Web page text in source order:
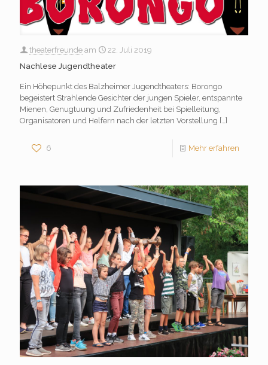
theaterfreunde am
22. Juli 2019
Nachlese Jugendtheater
Ein Höhepunkt des Balzheimer Jugendtheaters: Borongo
begeistert Strahlende Gesichter der jungen Spieler, entspannte
Mienen, Genugtuung und Zufriedenheit bei Spielleitung,
Organisatoren und Helfern nach der letzten Vorstellung […]
6 Mehr erfahren